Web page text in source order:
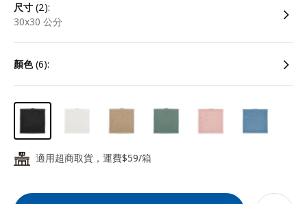
尺寸 (2):
30x30 公分
顏色(6):
24 適用超商取貨，運費$59/箱